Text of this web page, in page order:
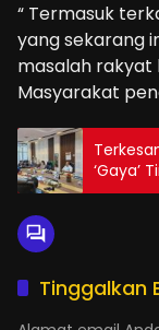
“ Termasuk
yang sekarang
masalah rakyat
Masyarakat
‘Gaya’
Tinggalkan